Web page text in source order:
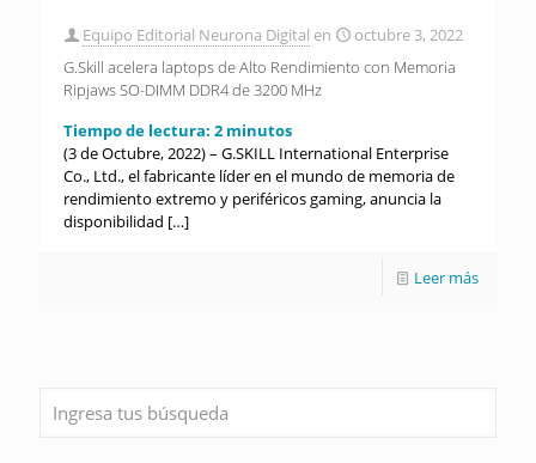
Equipo Editorial Neurona Digital en
octubre 3, 2022
G.Skill acelera laptops de Alto Rendimiento con Memoria
Ripjaws SO-DIMM DDR4 de 3200 MHz
Tiempo de lectura: 2 minutos
(3 de Octubre, 2022) – G.SKILL International Enterprise
Co., Ltd., el fabricante líder en el mundo de memoria de
rendimiento extremo y periféricos gaming, anuncia la
disponibilidad […]
Leer más